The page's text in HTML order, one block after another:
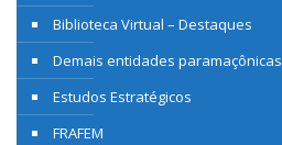
Biblioteca Virtual – Destaques
Demais entidades paramaçônicas
Estudos Estratégicos
FRAFEM